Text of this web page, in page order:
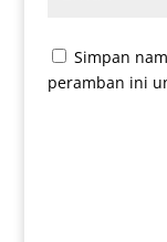
Simpan
peramban ini